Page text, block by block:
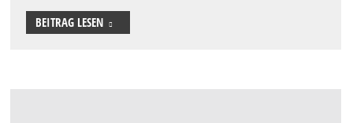
BEITRAG LESEN